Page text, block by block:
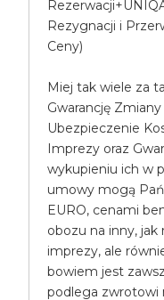
Rezygnacji i
Ceny)
Miej tak wiele za
Gwarancję
Ubezpieczenie
Imprezy oraz
wykupieniu ich w
umowy mogą
EURO, cenami
obozu na inny,
imprezy, ale
bowiem jest
podlega zwrotowi